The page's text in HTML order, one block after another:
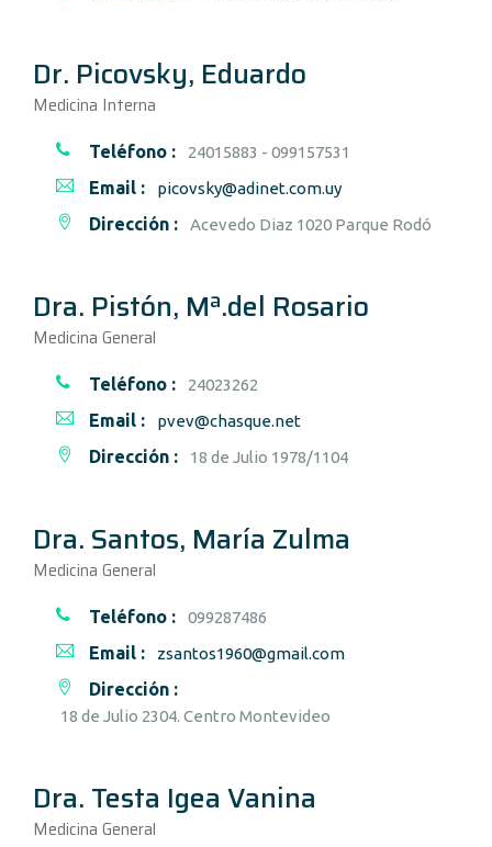
Dr. Picovsky, Eduardo
Medicina Interna
Teléfono : 24015883 - 099157531
Email : picovsky@adinet.com.uy
Dirección : Acevedo Diaz 1020 Parque Rodó
Dra. Pistón, Mª.del Rosario
Medicina General
Teléfono : 24023262
Email : pvev@chasque.net
Dirección : 18 de Julio 1978/1104
Dra. Santos, María Zulma
Medicina General
Teléfono : 099287486
Email : zsantos1960@gmail.com
Dirección :
18 de Julio 2304. Centro Montevideo
Dra. Testa Igea Vanina
Medicina General